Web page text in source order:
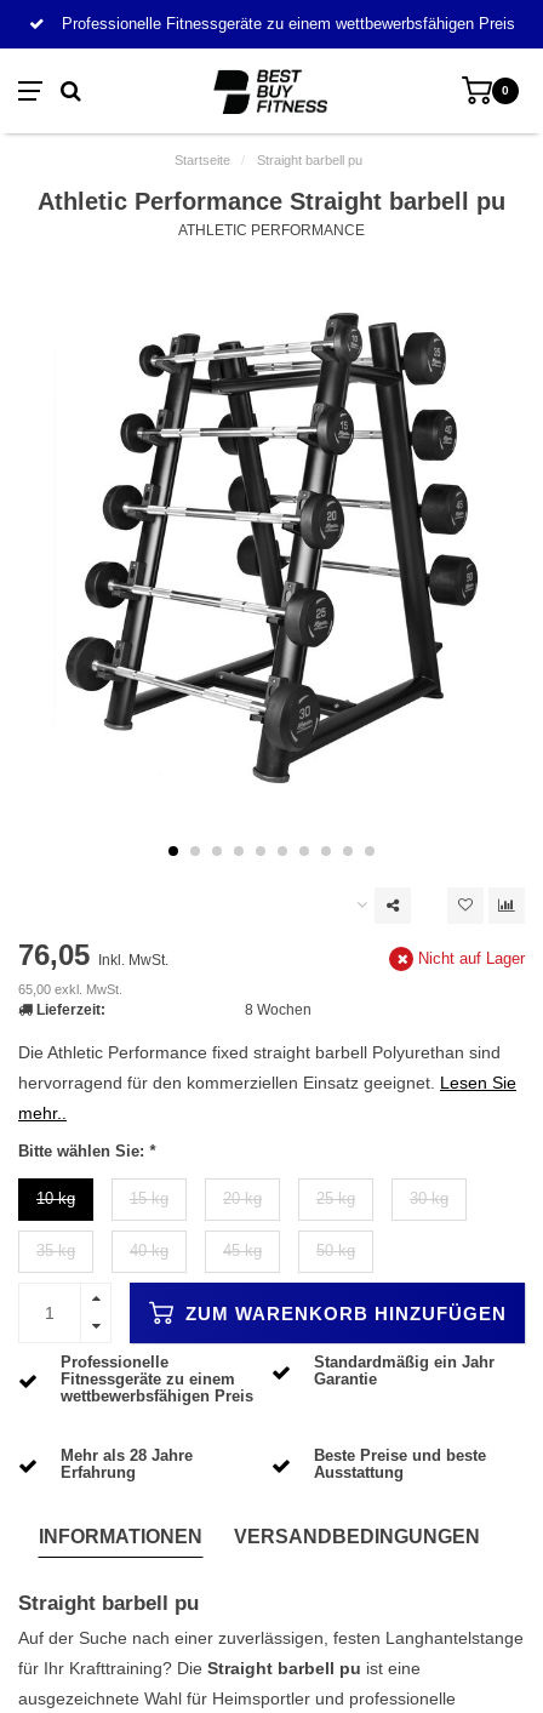
Professionelle Fitnessgeräte zu einem wettbewerbsfähigen Preis
0
Startseite / Straight barbell pu
Athletic Performance Straight barbell pu
ATHLETIC PERFORMANCE
76,05 Inkl. MwSt.
65,00 exkl. MwSt.
Nicht auf Lager
Lieferzeit: 8 Wochen
Die Athletic Performance fixed straight barbell Polyurethan sind
hervorragend für den kommerziellen Einsatz geeignet. Lesen Sie
mehr..
Bitte wählen Sie: *
10 kg 15 kg 20 kg 25 kg 30 kg
35 kg 40 kg 45 kg 50 kg
ZUM WARENKORB HINZUFÜGEN
Professionelle
Fitnessgeräte zu einem
wettbewerbsfähigen Preis
Standardmäßig ein Jahr
Garantie
Mehr als 28 Jahre
Erfahrung
Beste Preise und beste
Ausstattung
INFORMATIONEN VERSANDBEDINGUNGEN
Straight barbell pu
Auf der Suche nach einer zuverlässigen, festen Langhantelstange
für Ihr Krafttraining? Die Straight barbell pu ist eine
ausgezeichnete Wahl für Heimsportler und professionelle